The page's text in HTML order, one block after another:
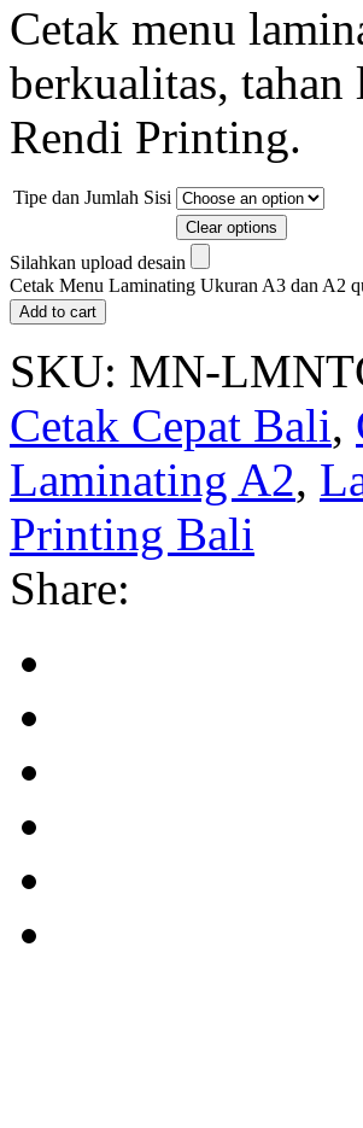
Cetak menu
berkualitas,
Rendi Printing.
Tipe dan Jumlah Sisi
Clear options
Silahkan upload desain
Cetak Menu Laminating Ukuran A3 dan A2
Add to cart
SKU: MN-
Cetak Cepat Bali,
Laminating A2,
Printing Bali
Share: